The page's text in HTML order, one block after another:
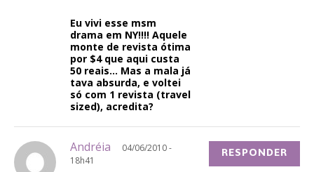
Eu vivi esse msm
drama em NY!!!! Aquele
monte de revista ótima
por $4 que aqui custa
50 reais… Mas a mala já
tava absurda, e voltei
só com 1 revista (travel
sized), acredita?
Andréia
04/06/2010 -
18h41
RESPONDER